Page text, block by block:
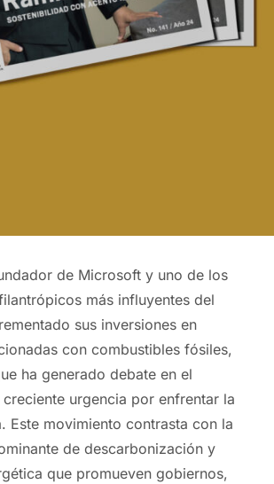
de Microsoft y uno de los
más influyentes del
sus inversiones en
con combustibles fósiles,
ha generado debate en el
urgencia por enfrentar la
Este movimiento contrasta con la
de descarbonización y
que promueven gobiernos,